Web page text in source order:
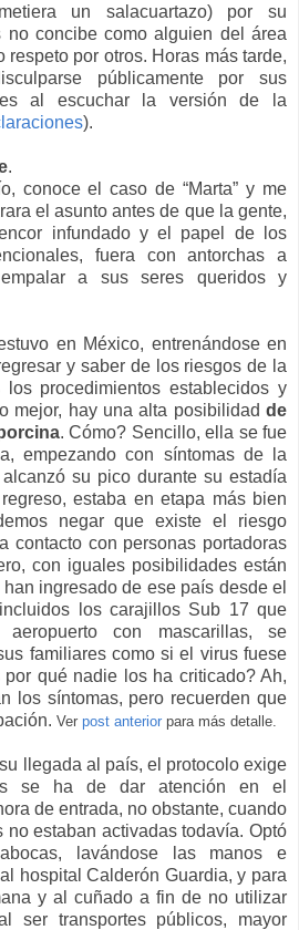
un salacuartazo) por su
no concibe como alguien del área
respeto por otros. Horas más tarde,
públicamente por sus
al escuchar la versión de la
).
.
conoce el caso de “Marta” y me
el asunto antes de que la gente,
infundado y el papel de los
fuera con antorchas a
a sus seres queridos y
en México, entrenándose en
y saber de los riesgos de la
procedimientos establecidos y
mejor, hay una alta posibilidad de
. Cómo? Sencillo, ella se fue
empezando con síntomas de la
su pico durante su estadía
estaba en etapa más bien
negar que existe el riesgo
contacto con personas portadoras
con iguales posibilidades están
ingresado de ese país desde el
los carajillos Sub 17 que
con mascarillas, se
familiares como si el virus fuese
qué nadie los ha criticado? Ah,
los síntomas, pero recuerden que
Ver post anterior para más detalle.
llegada al país, el protocolo exige
se ha de dar atención en el
de entrada, no obstante, cuando
estaban activadas todavía. Optó
lavándose las manos e
hospital Calderón Guardia, y para
y al cuñado a fin de no utilizar
ser transportes públicos, mayor